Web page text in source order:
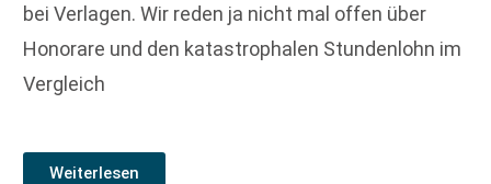
bei Verlagen. Wir reden ja nicht mal offen über
Honorare und den katastrophalen Stundenlohn im
Vergleich
Weiterlesen